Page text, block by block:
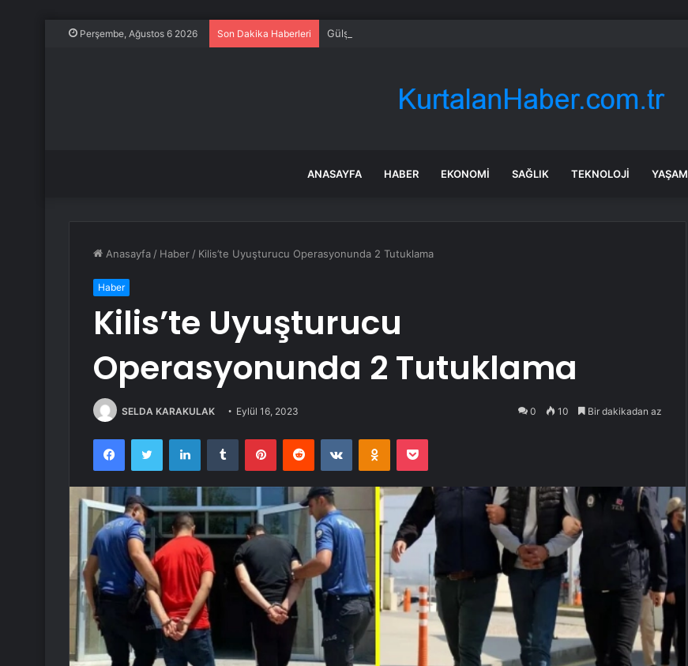
Perşembe, Ağustos 6 2026 Son Dakika Haberleri Gülşen’e 14 saniyelik reklam için rekor ücret
ANASAYFA HABER EKONOMI SAĞLIK TEKNOLOJI YAŞAM
Anasayfa / Haber / Kilis’te Uyuşturucu Operasyonunda 2 Tutuklama
Haber
Kilis’te Uyuşturucu
Operasyonunda 2 Tutuklama
SELDA KARAKULAK Eylül 16, 2023 0 10 Bir dakikadan az
FacebookTwitter LinkedInTumblr PinterestReddit VKontakteOdnoklassniki
Pocket